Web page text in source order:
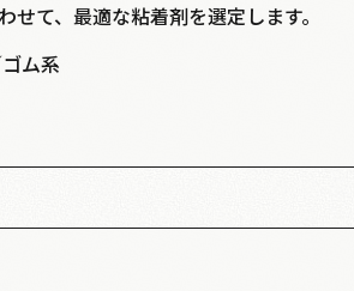
て、最適な粘着剤を選定します。
ム系